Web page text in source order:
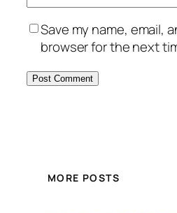
Save my name, email,
browser for the next
MORE POSTS